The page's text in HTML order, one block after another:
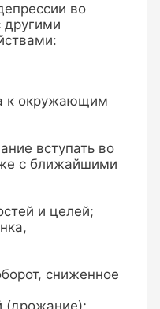
во
другими
к окружающим
вступать во
с ближайшими
и целей;
сниженное